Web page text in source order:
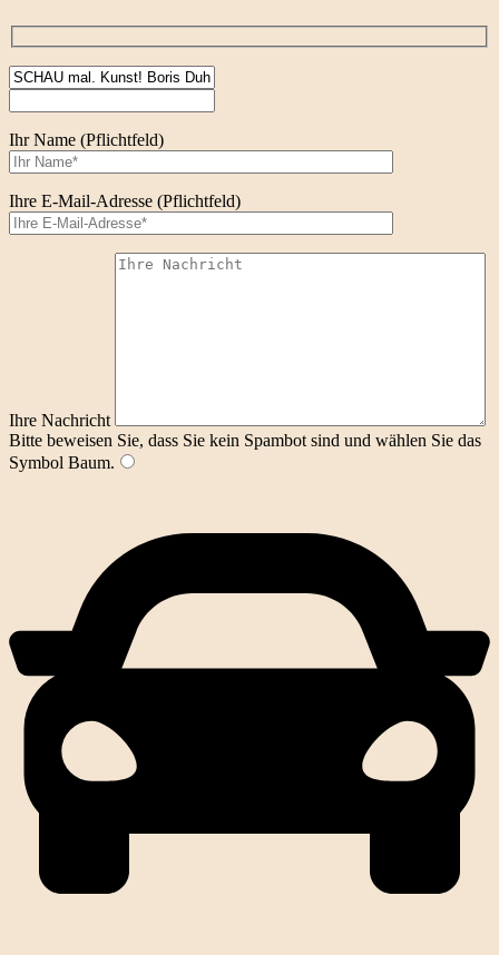
Ihr Name (Pflichtfeld)
Ihre E-Mail-Adresse (Pflichtfeld)
Ihre Nachricht
Bitte beweisen Sie, dass Sie kein Spambot sind und wählen Sie das
Symbol Baum.